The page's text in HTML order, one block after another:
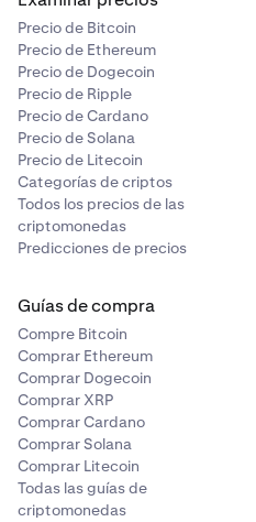
Precio de Bitcoin
Precio de Ethereum
Precio de Dogecoin
Precio de Ripple
Precio de Cardano
Precio de Solana
Precio de Litecoin
Categorías de criptos
Todos los precios de las
criptomonedas
Predicciones de precios
Guías de compra
Compre Bitcoin
Comprar Ethereum
Comprar Dogecoin
Comprar XRP
Comprar Cardano
Comprar Solana
Comprar Litecoin
Todas las guías de
criptomonedas